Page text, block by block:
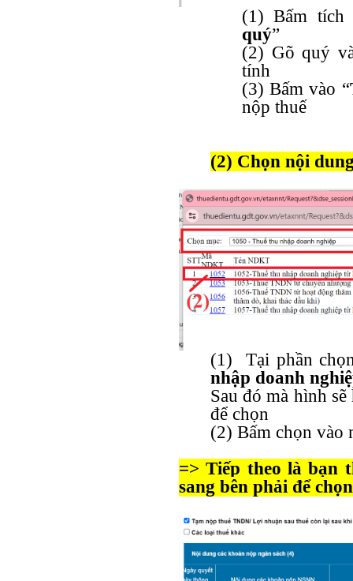
(1) Bấm tích
quý”
(2) Gõ quý
tính
(3) Bấm vào “
nộp thuế
(2) Chọn nội
(1) Tại phần
nhập doanh
Sau đó mà hình
để chọn
(2) Bấm chọn vào
=> Tiếp theo là bạn
sang bên phải để